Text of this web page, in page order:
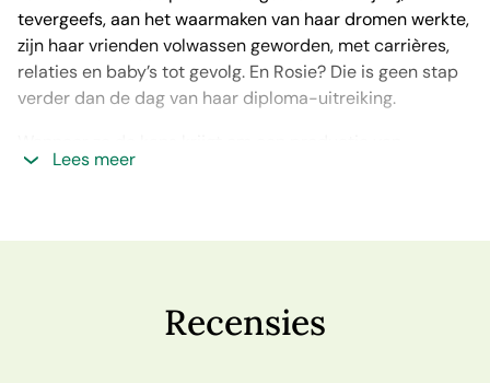
tevergeefs, aan het waarmaken van haar dromen werkte,
zijn haar vrienden volwassen geworden, met carrières,
relaties en baby’s tot gevolg. En Rosie? Die is geen stap
verder dan de dag van haar diploma-uitreiking.
Assepoester te regisseren grijpt ze die dan ook met
Wisconsin, komt ze er tot haar grote schrik achter dat ze
Langzaam maar zeker krijgt de theaterproductie vorm,
Lees meer
Recensies